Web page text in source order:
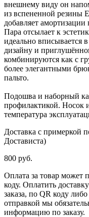
внешнему виду он
из вспененной резины
добавляет амортизации
Пара отсылает к
идеально вписывается
дизайну и
комбинируются как с
более элегантными
пальто.
Подошва и наборный
профилактикой. Носок
температура
Доставка с примеркой
Достависта)
800 руб.
Оплата за товар может
коду. Оплатить
заказа, по QR коду
отправкой мы
информацию по заказу.